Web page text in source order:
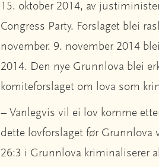
15. oktober 2014, av
Congress Party. Forslaget blei
november. 9. november 2014
2014. Den nye Grunnlova blei
komiteforslaget om lova som
– Vanlegvis vil ei lov komme
dette lovforslaget før Grunnlova
26:3 i Grunnlova kriminaliserer